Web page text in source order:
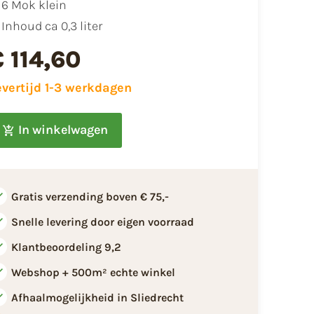
​​6 Mok klein
Inhoud ca 0,3 liter
114,60
1-3 werkdagen
In winkelwagen
Gratis verzending boven € 75,-
Snelle levering door eigen voorraad
Klantbeoordeling 9,2
Webshop + 500m² echte winkel
Afhaalmogelijkheid in Sliedrecht